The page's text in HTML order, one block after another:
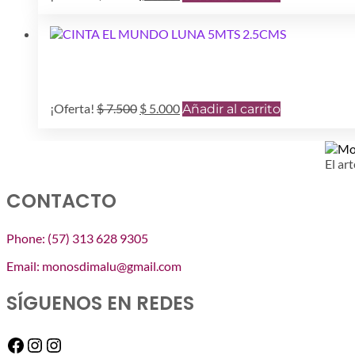
en
era:
es:
¡Oferta! $7.500 El
$ 5.000El
Añadir al carrito
El
CONTACTO
Phone: (57) 313 628 9305
Email: monosdimalu@gmail.com
SÍGUENOS EN REDES
Facebook
Instagram
Instagram